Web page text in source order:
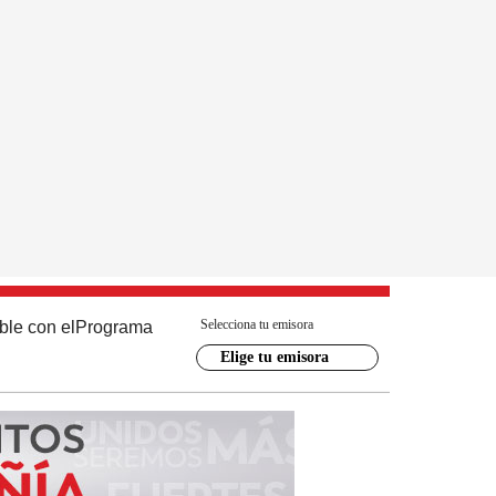
con el Programa Selecciona tu emisora
Elige tu emisora